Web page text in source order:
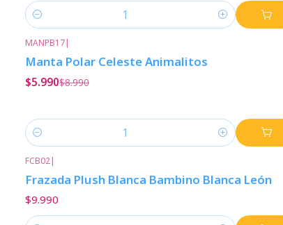
Cantidad
MANPB17|
Manta Polar Celeste Animalitos
$5.990$8.990
Cantidad
FCB02|
Frazada Plush Blanca Bambino Blanca León
$9.990